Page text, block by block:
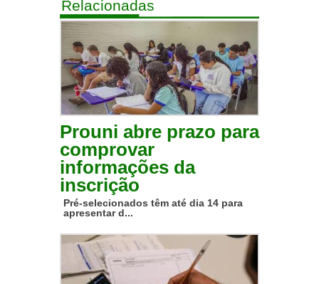
Relacionadas
Prouni abre prazo para
comprovar
informações da
inscrição
Pré-selecionados têm até dia 14 para
apresentar d...